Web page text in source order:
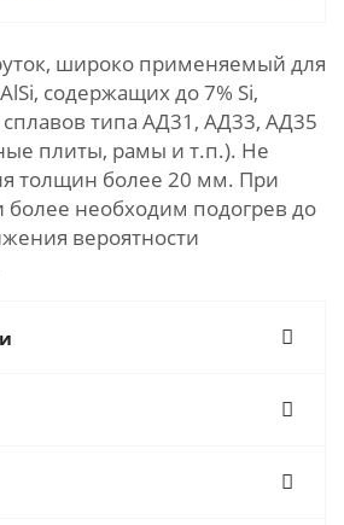
широко применяемый для
содержащих до 7% Si,
сплавов типа АД31, АД33, АД35
плиты, рамы и т.п.). Не
толщин более 20 мм. При
необходим подогрев до
вероятности